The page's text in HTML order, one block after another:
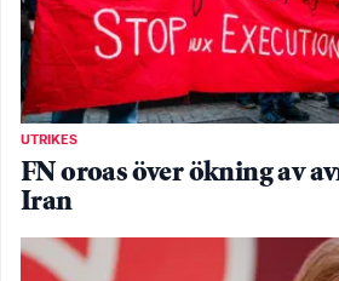
UTRIKES
FN oroas över ökning av
Iran